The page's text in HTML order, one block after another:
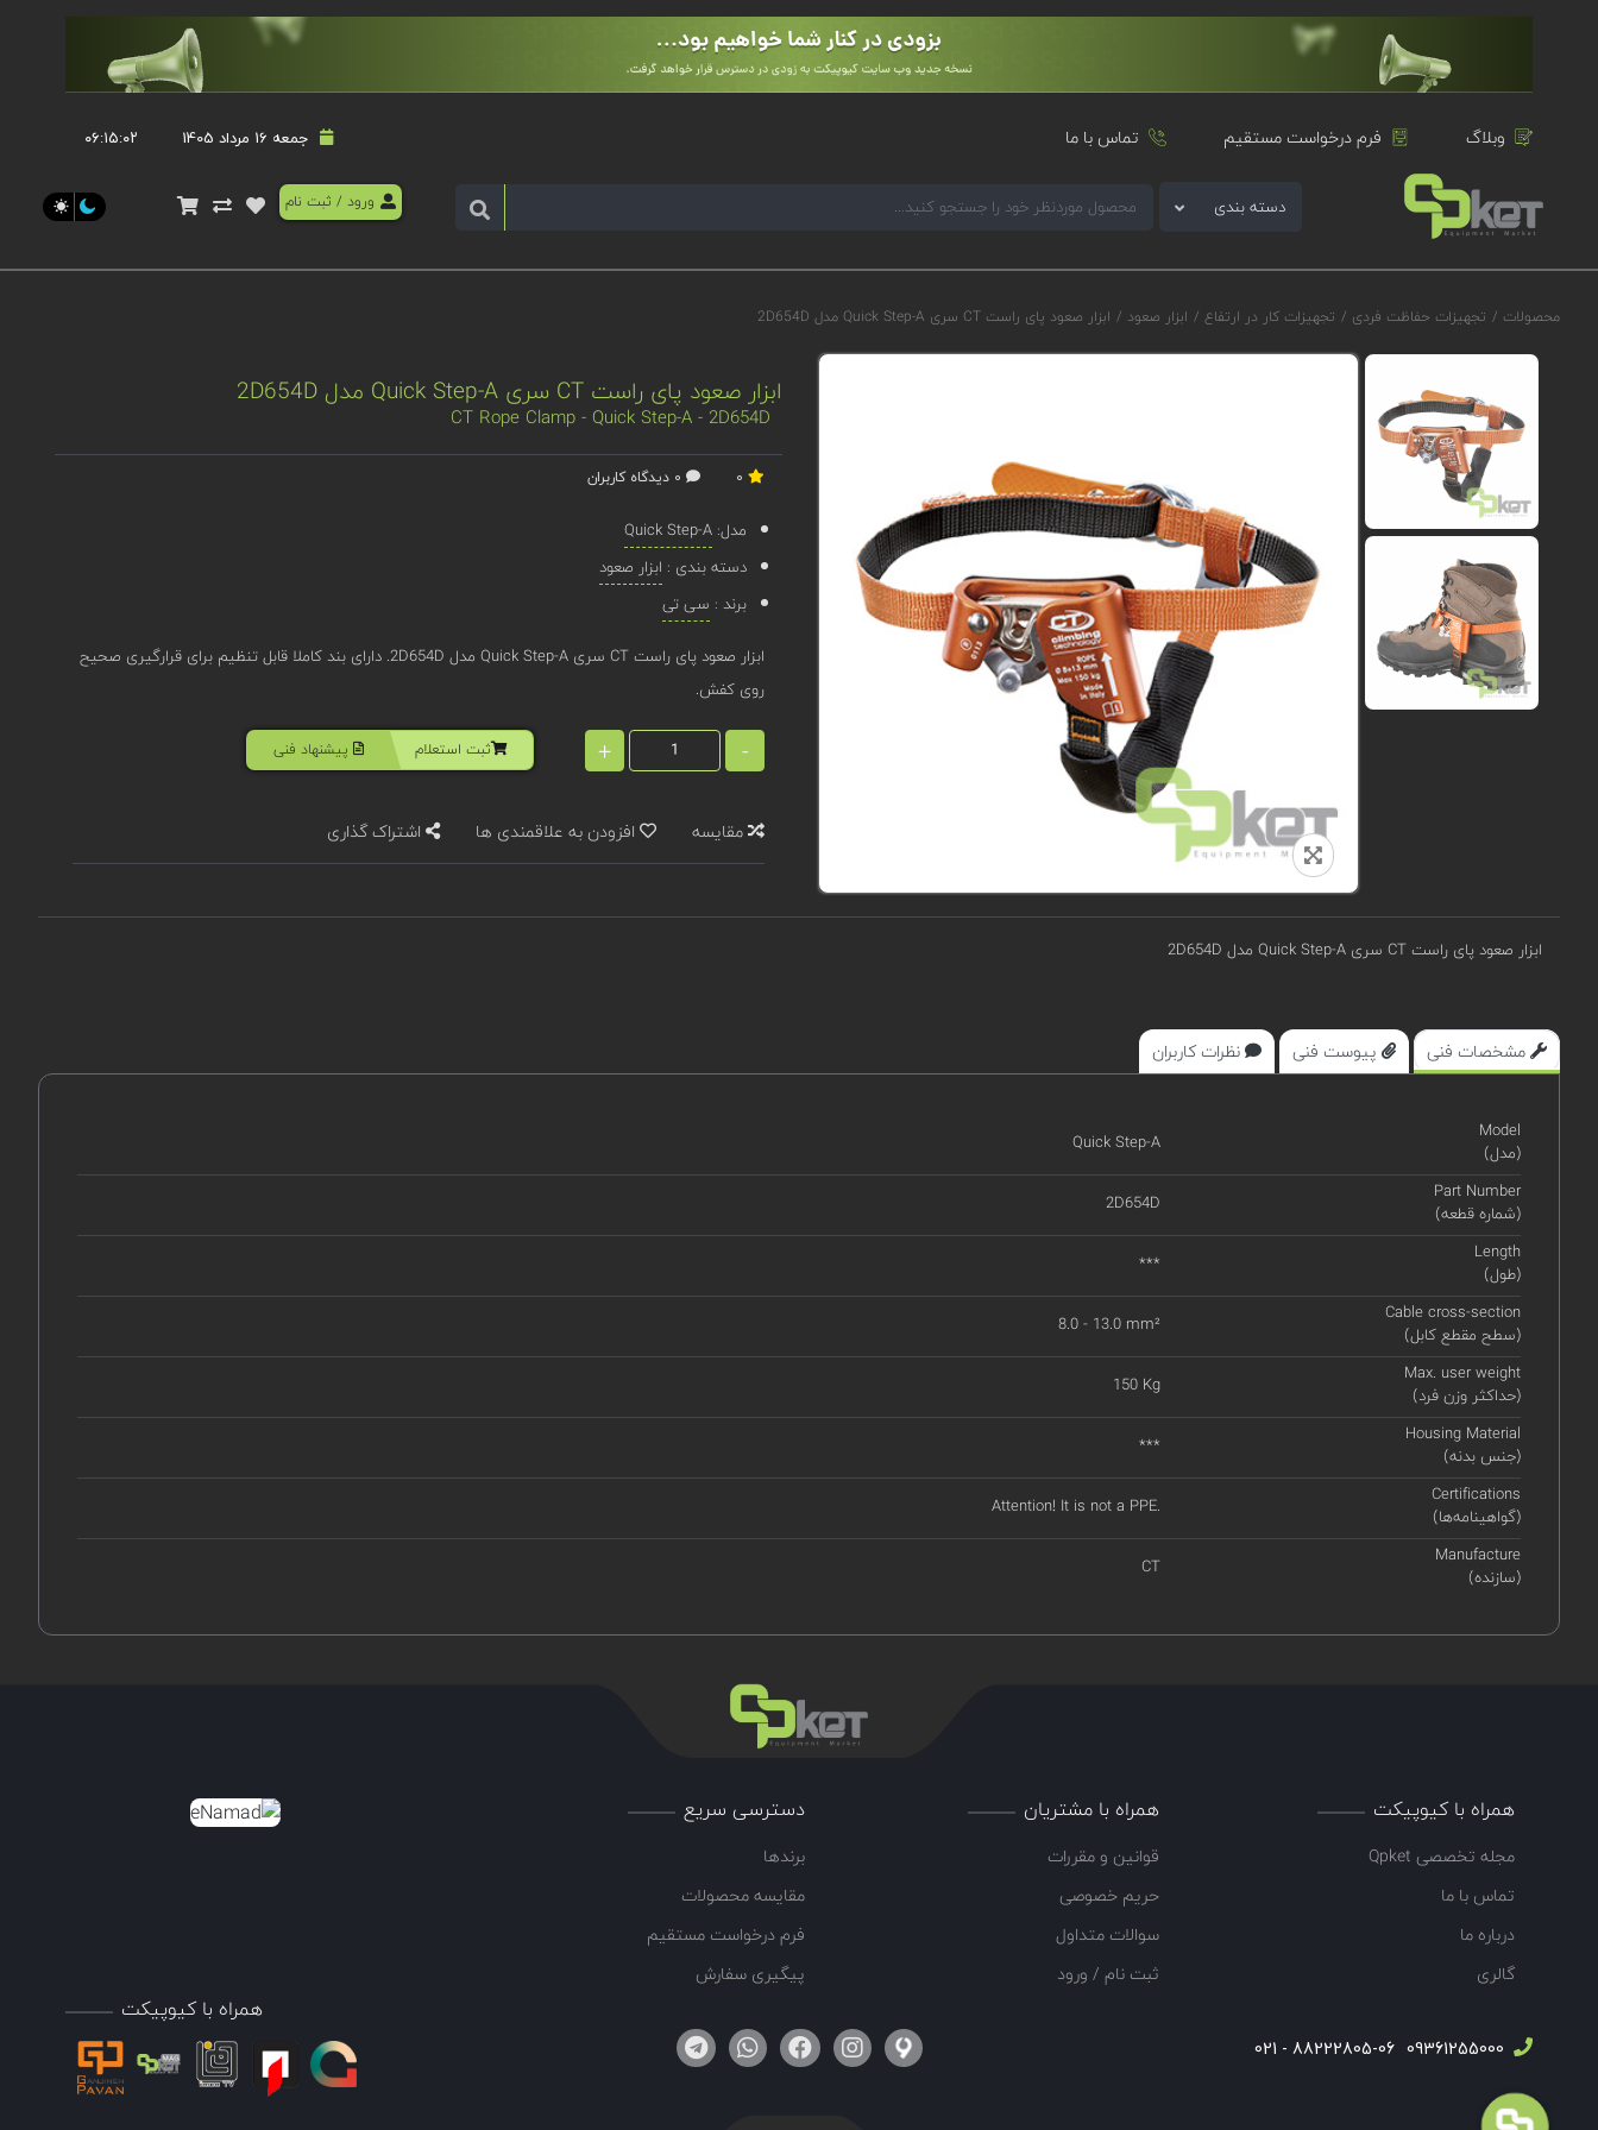
وبلاگ فرم درخواست مستقیم تماس با ما جمعه 16 مرداد 1405 ۰۶:۱۵:۰۳
دسته بندی ورود / ثبت نام
محصولات / تجهیزات حفاظت فردی / تجهیزات کار در ارتفاع / ابزار صعود / ابزار صعود پای راست CT سری Quick Step-A مدل 2D654D
ابزار صعود پای راست CT سری Quick Step-A مدل 2D654D
CT Rope Clamp - Quick Step-A - 2D654D
مدل: Quick Step-A
دسته بندی : ابزار صعود
برند : سی تی
ابزار صعود پای راست CT سری Quick Step-A مدل 2D654D. دارای بند کاملا قابل تنظیم برای قرارگیری صحیح
روی کفش.
-
+ ثبت استعلام پیشنهاد فنی
مقایسه افزودن به علاقمندی ها اشتراک گذاری
ابزار صعود پای راست CT سری Quick Step-A مدل 2D654D
مشخصات فنی پیوست فنی نظرات کاربران
Model
(مدل)
Quick Step-A
Part Number
(شماره قطعه)
2D654D
Length
(طول)
***
Cable cross-section
(سطح مقطع کابل)
8.0 - 13.0 mm²
Max. user weight
(حداکثر وزن فرد)
150 Kg
Housing Material
(جنس بدنه)
***
Certifications
(گواهینامه‌ها)
Attention! It is not a PPE.
Manufacture
(سازنده)
CT
همراه با کیوپیکت
مجله تخصصی Qpket
تماس با ما
درباره ما
گالری
همراه با مشتریان
قوانین و مقررات
حریم خصوصی
سوالات متداول
ثبت نام / ورود
دسترسی سریع
برندها
مقایسه محصولات
فرم درخواست مستقیم
پیگیری سفارش
09361255000
88222805-06 - 021
همراه با کیوپیکت